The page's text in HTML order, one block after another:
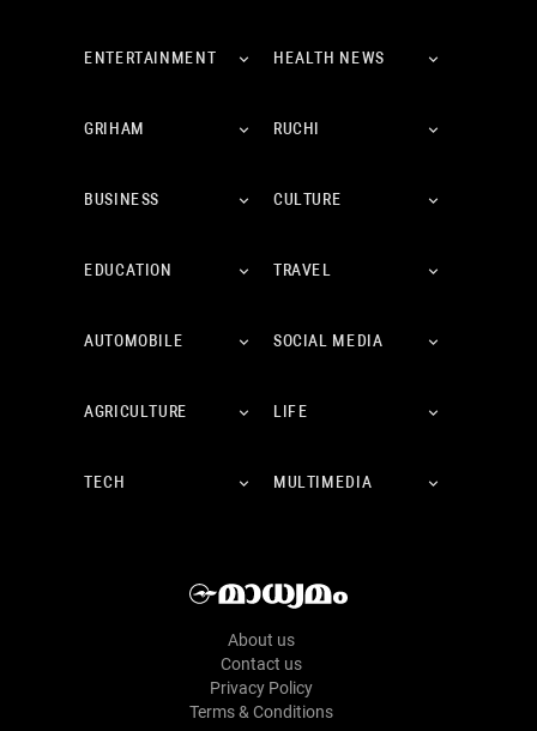
ENTERTAINMENT HEALTH NEWS
GRIHAM RUCHI
BUSINESS CULTURE
EDUCATION TRAVEL
AUTOMOBILE SOCIAL MEDIA
AGRICULTURE LIFE
TECH MULTIMEDIA
About us
Contact us
Privacy Policy
Terms & Conditions